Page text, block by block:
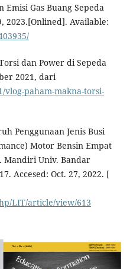
Gas Buang Sepeda
2023.[Onlined]. Available:
dan Power di Sepeda
2021, dari
vlog-paham-makna-torsi-
Penggunaan Jenis Busi
Motor Bensin Empat
Mandiri Univ. Bandar
Accesed: Oct. 27, 2022. [
LIT/article/view/613